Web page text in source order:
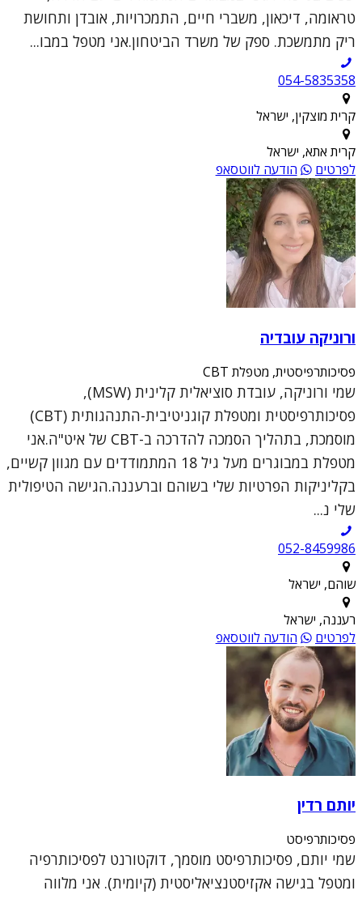
טראומה, דיכאון, משברי חיים, התמכרויות, אובדן ותחושת
ריק מתמשכת. ספק של משרד הביטחון.אני מטפל במבו...
054-5835358
קרית מוצקין, ישראל
קרית אתא, ישראל
לפרטים
הודעה לווטסאפ
ורוניקה עובדיה
פסיכותרפיסטית, מטפלת CBT
שמי ורוניקה, עובדת סוציאלית קלינית (MSW),
פסיכותרפיסטית ומטפלת קוגניטיבית-התנהגותית (CBT)
מוסמכת, בתהליך הסמכה להדרכה ב-CBT של איט"ה.אני
מטפלת במבוגרים מעל גיל 18 המתמודדים עם מגוון קשיים,
בקליניקות הפרטיות שלי בשוהם וברעננה.הגישה הטיפולית
שלי נ...
052-8459986
שוהם, ישראל
רעננה, ישראל
לפרטים
הודעה לווטסאפ
יותם רדין
פסיכותרפיסט
שמי יותם, פסיכותרפיסט מוסמך, דוקטורנט לפסיכותרפיה
ומטפל בגישה אקזיסטנציאליסטית (קיומית). אני מלווה